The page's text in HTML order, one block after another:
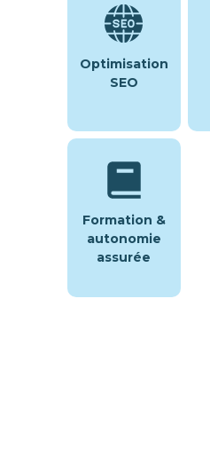
Optimisation
SEO
Formation &
autonomie
assurée